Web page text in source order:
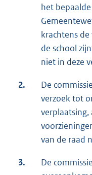
het
krachtens
de school
niet in deze
2.
De
verzoek tot
van de raad
3.
De